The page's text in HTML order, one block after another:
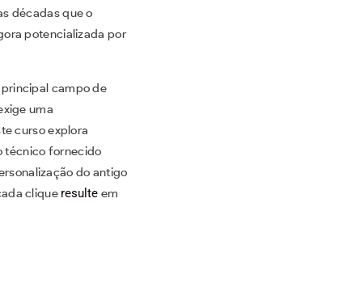
décadas que o
potencializada por
campo de
uma
curso explora
técnico fornecido
do antigo
clique resulte em